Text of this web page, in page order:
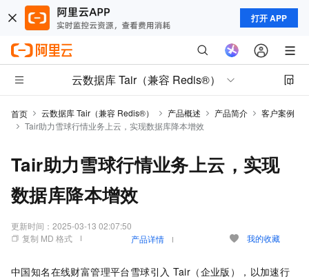
打开 APP
云数据库 Tair（兼容 Redis®）
首页 云数据库 Tair（兼容 Redis®） 产品概述 产品简介
客户案例
Tair助力雪球行情业务上云，实现数据库降本增效
Tair助力雪球行情业务上云，实现
数据库降本增效
更新时间： 2025-03-13 02:07:50
复制 MD 格式
产品详情 我的收藏
中国知名在线财富管理平台雪球引入 Tair（企业版）
，以加速行